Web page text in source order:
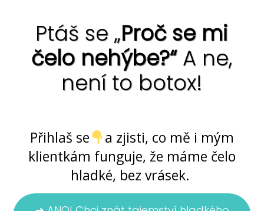
Ptáš se „Proč se mi
čelo nehýbe?“A ne,
není to botox!
Přihlaš se
a zjisti, co mě i mým
klientkám funguje, že máme čelo
hladké, bez vrásek.